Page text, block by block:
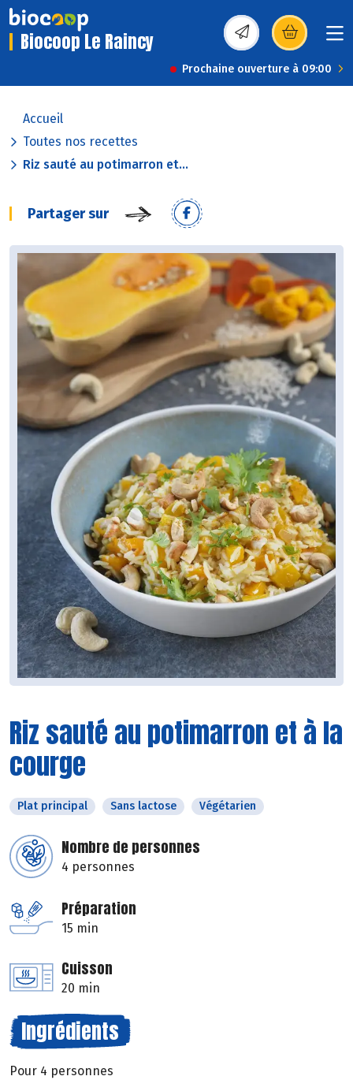
Biocoop Le Raincy (s’ouvre dans une
Prochaine ouverture à 09:00
Accueil
Toutes nos recettes
Riz sauté au potimarron et...
Partager sur
Riz sauté au potimarron et à la
courge
Plat principal Sans lactose Végétarien
Nombre de personnes
4 personnes
Préparation
15 min
Cuisson
20 min
Ingrédients
Pour 4 personnes